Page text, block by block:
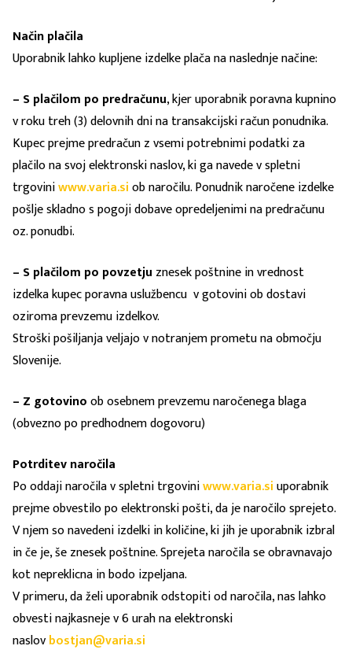
Način plačila
Uporabnik lahko kupljene izdelke plača na naslednje načine:
– S plačilom po predračunu, kjer uporabnik poravna kupnino
v roku treh (3) delovnih dni na transakcijski račun ponudnika.
Kupec prejme predračun z vsemi potrebnimi podatki za
plačilo na svoj elektronski naslov, ki ga navede v spletni
trgoviniwww.varia.siob naročilu. Ponudnik naročene izdelke
pošlje skladno s pogoji dobave opredeljenimi na predračunu
oz. ponudbi.
– S plačilom po povzetju znesek poštnine in vrednost
izdelka kupec poravna uslužbencu v gotovini ob dostavi
oziroma prevzemu izdelkov.
Stroški pošiljanja veljajo v notranjem prometu na območju
Slovenije.
– Z gotovinoob osebnem prevzemu naročenega blaga
(obvezno po predhodnem dogovoru)
Potrditev naročila
Po oddaji naročila v spletni trgoviniwww.varia.siuporabnik
prejme obvestilo po elektronski pošti, da je naročilo sprejeto.
V njem so navedeni izdelki in količine, ki jih je uporabnik izbral
in če je, še znesek poštnine. Sprejeta naročila se obravnavajo
kot nepreklicna in bodo izpeljana.
V primeru, da želi uporabnik odstopiti od naročila, nas lahko
obvesti najkasneje v 6 urah na elektronski
naslovbostjan@varia.si